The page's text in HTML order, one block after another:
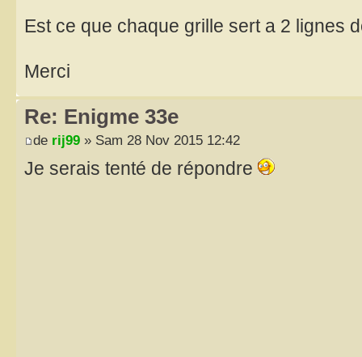
Est ce que chaque grille sert a 2 lignes
Merci
Re: Enigme 33e
de rij99 » Sam 28 Nov 2015 12:42
Je serais tenté de répondre